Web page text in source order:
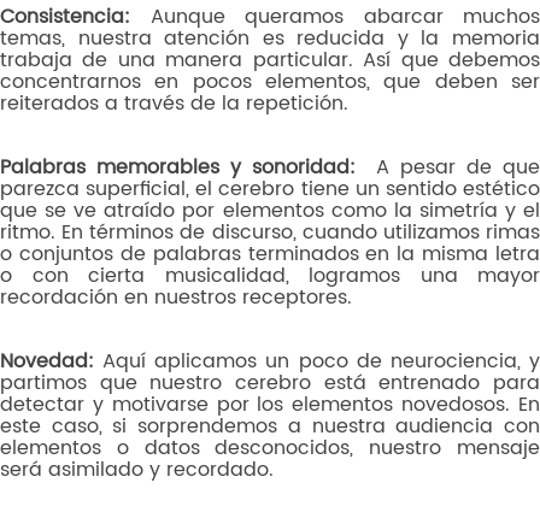
Consistencia: Aunque queramos abarcar muchos
temas, nuestra atención es reducida y la memoria
trabaja de una manera particular. Así que debemos
concentrarnos en pocos elementos, que deben ser
reiterados a través de la repetición.
Palabras memorables y sonoridad: A pesar de que
parezca superficial, el cerebro tiene un sentido estético
que se ve atraído por elementos como la simetría y el
ritmo. En términos de discurso, cuando utilizamos rimas
o conjuntos de palabras terminados en la misma letra
o con cierta musicalidad, logramos una mayor
recordación en nuestros receptores.
Novedad: Aquí aplicamos un poco de neurociencia, y
partimos que nuestro cerebro está entrenado para
detectar y motivarse por los elementos novedosos. En
este caso, si sorprendemos a nuestra audiencia con
elementos o datos desconocidos, nuestro mensaje
será asimilado y recordado.